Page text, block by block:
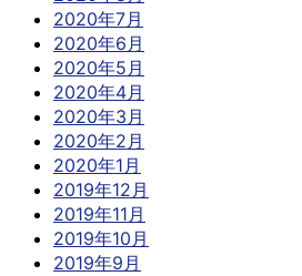
2020年7月
2020年6月
2020年5月
2020年4月
2020年3月
2020年2月
2020年1月
2019年12月
2019年11月
2019年10月
2019年9月